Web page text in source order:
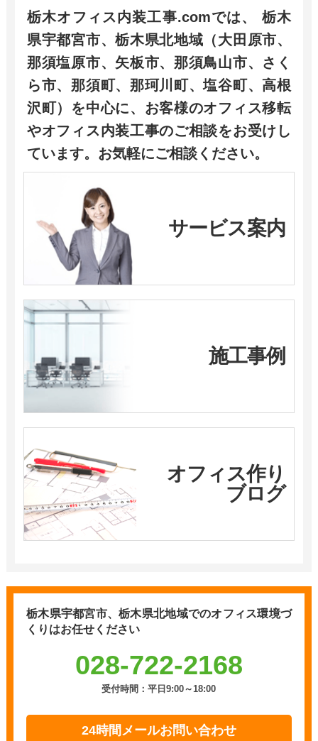
栃木オフィス内装工事.comでは、 栃木
県宇都宮市、栃木県北地域（大田原市、
那須塩原市、矢板市、那須鳥山市、さく
ら市、那須町、那珂川町、塩谷町、高根
沢町）を中心に、お客様のオフィス移転
やオフィス内装工事のご相談をお受けし
ています。お気軽にご相談ください。
サービス案内
施工事例
オフィス作り
ブログ
栃木県宇都宮市、栃木県北地域でのオフィス環境づ
くりはお任せください
028-722-2168
受付時間：平日9:00～18:00
24時間メールお問い合わせ